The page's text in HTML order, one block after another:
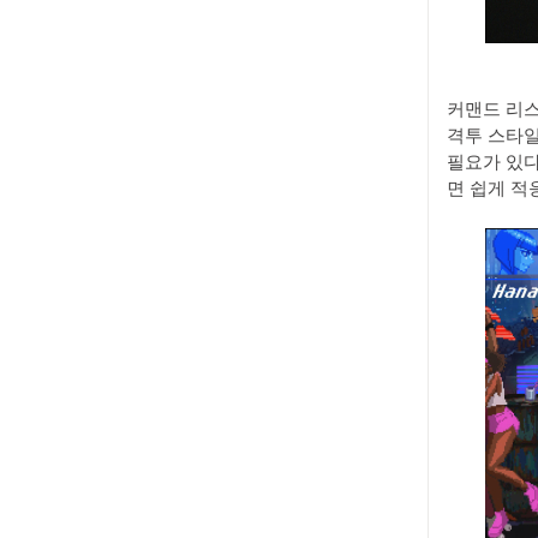
커맨드 리
격투 스타
필요가 있
면 쉽게 적